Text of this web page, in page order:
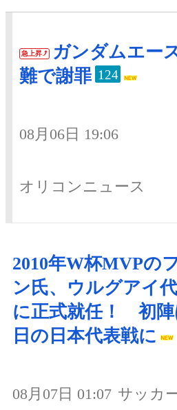
急上昇
ガンダムエー
難で謝罪 124
08月06日 19:06
オリコンニュース
2010年W杯MVPの
ン氏、ウルグアイ
に正式就任！ 初陣
日の日本代表戦に
08月07日 01:07 サッカ